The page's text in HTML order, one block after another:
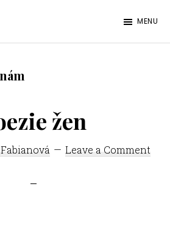
MENU
žen
Leave a Comment